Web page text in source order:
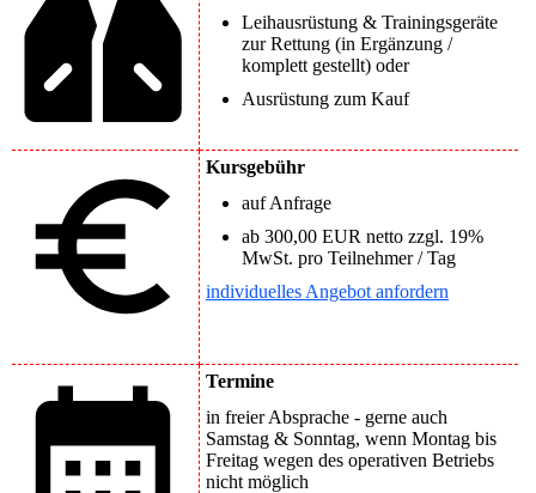
Leihausrüstung & Trainingsgeräte
zur Rettung (in Ergänzung /
komplett gestellt) oder
Ausrüstung zum Kauf
Kursgebühr
auf Anfrage
ab 300,00 EUR netto zzgl. 19%
MwSt. pro Teilnehmer / Tag
individuelles Angebot anfordern
Termine
in freier Absprache - gerne auch
Samstag & Sonntag, wenn Montag bis
Freitag wegen des operativen Betriebs
nicht möglich